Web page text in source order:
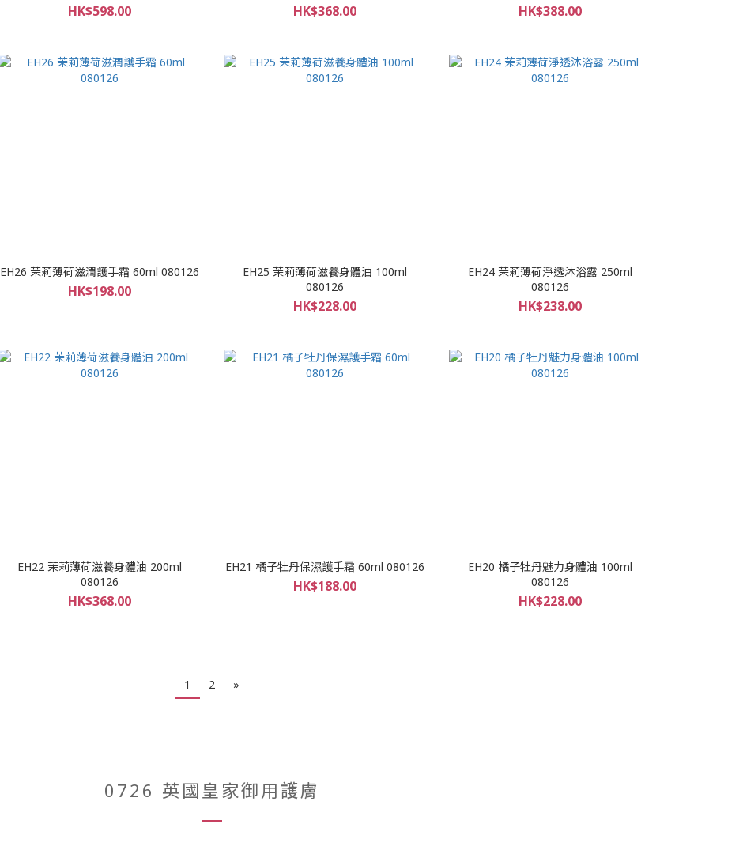
HK$598.00 HK$368.00 HK$388.00
EH26 茉莉薄荷滋潤護手霜 60ml 080126
HK$198.00
EH25 茉莉薄荷滋養身體油 100ml
080126
HK$228.00
EH24 茉莉薄荷淨透沐浴露 250ml
080126
HK$238.00
EH22 茉莉薄荷滋養身體油 200ml
080126
HK$368.00
EH21 橘子牡丹保濕護手霜 60ml 080126
HK$188.00
EH20 橘子牡丹魅力身體油 100ml
080126
HK$228.00
1 2 »
0726 英國皇家御用護膚